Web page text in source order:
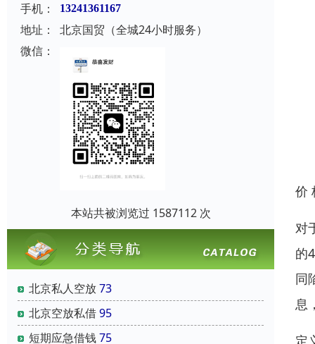
手机：
13241361167
地址：
北京国贸（全城24小时服务）
微信：
本站共被浏览过 1587112 次
北京私人空放73
北京空放私借95
短期应急借钱75
价
对
的
同
息
定